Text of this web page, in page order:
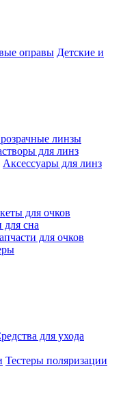
Детские и
линзы
для линз
Аксессуары для линз
для очков
сна
для очков
для ухода
Тестеры поляризации